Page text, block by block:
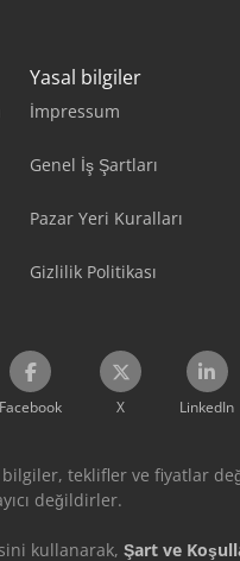
Yasal bilgiler
İmpressum
Genel İş Şartları
Pazar Yeri Kuralları
Gizlilik Politikası
Facebook X LinkedIn
bilgiler, teklifler ve fiyatlar
değildirler.
kullanarak, Şart ve